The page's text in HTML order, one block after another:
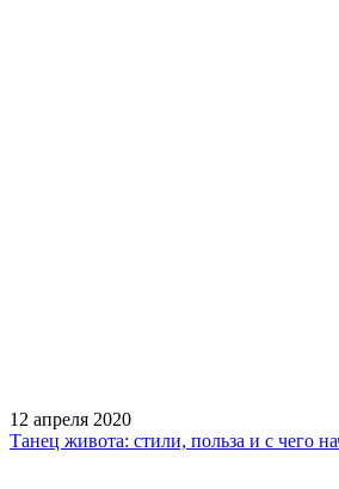
12 апреля 2020
Танец живота: стили, польза и с чего